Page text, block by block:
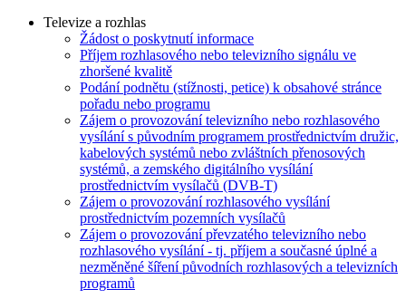
Televize a rozhlas
Žádost o poskytnutí informace
Příjem rozhlasového nebo televizního signálu ve
zhoršené kvalitě
Podání podnětu (stížnosti, petice) k obsahové stránce
pořadu nebo programu
Zájem o provozování televizního nebo rozhlasového
vysílání s původním programem prostřednictvím družic,
kabelových systémů nebo zvláštních přenosových
systémů, a zemského digitálního vysílání
prostřednictvím vysílačů (DVB-T)
Zájem o provozování rozhlasového vysílání
prostřednictvím pozemních vysílačů
Zájem o provozování převzatého televizního nebo
rozhlasového vysílání - tj. příjem a současné úplné a
nezměněné šíření původních rozhlasových a televizních
programů